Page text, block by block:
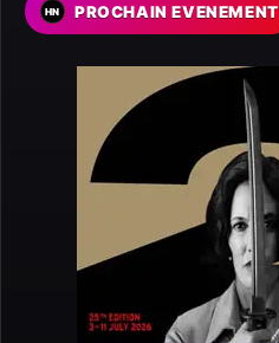
PROCHAIN EVENEMENT